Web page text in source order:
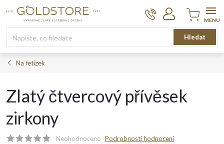
Hledat
Nákupní
košík
Na řetízek
Zlatý čtvercový přívěsek
zirkony
Neohodnoceno Podrobnosti hodnocení